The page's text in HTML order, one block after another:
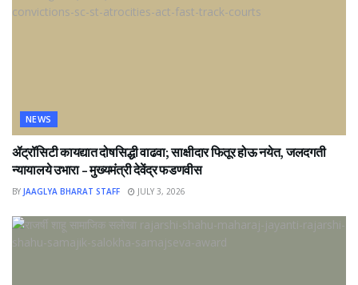
NEWS
ॲट्रॉसिटी कायद्यात दोषसिद्धी वाढवा; साक्षीदार फितूर होऊ नयेत, जलदगती
न्यायालये उभारा – मुख्यमंत्री देवेंद्र फडणवीस
BY JAAGLYA BHARAT STAFF JULY 3, 2026